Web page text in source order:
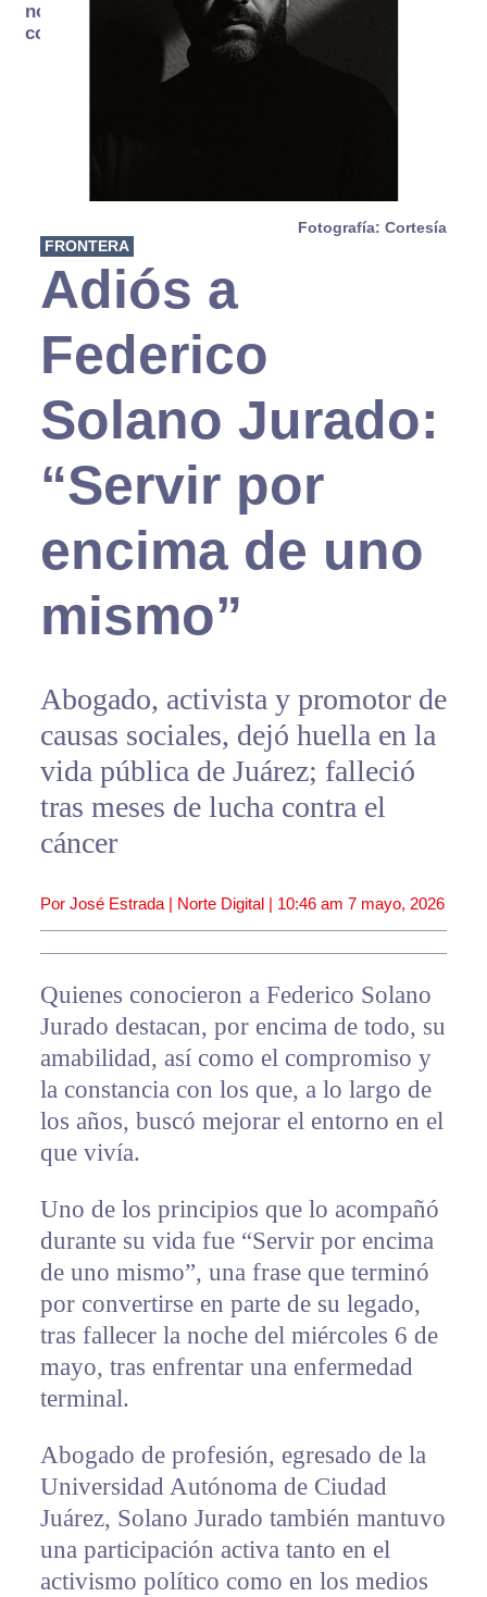
no se
consume
Fotografía: Cortesía
FRONTERA
Adiós a
Federico
Solano Jurado:
“Servir por
encima de uno
mismo”
Abogado, activista y promotor de
causas sociales, dejó huella en la
vida pública de Juárez; falleció
tras meses de lucha contra el
cáncer
Por José Estrada | Norte Digital | 10:46 am 7 mayo, 2026
Quienes conocieron a Federico Solano
Jurado destacan, por encima de todo, su
amabilidad, así como el compromiso y
la constancia con los que, a lo largo de
los años, buscó mejorar el entorno en el
que vivía.
Uno de los principios que lo acompañó
durante su vida fue “Servir por encima
de uno mismo”, una frase que terminó
por convertirse en parte de su legado,
tras fallecer la noche del miércoles 6 de
mayo, tras enfrentar una enfermedad
terminal.
Abogado de profesión, egresado de la
Universidad Autónoma de Ciudad
Juárez, Solano Jurado también mantuvo
una participación activa tanto en el
activismo político como en los medios